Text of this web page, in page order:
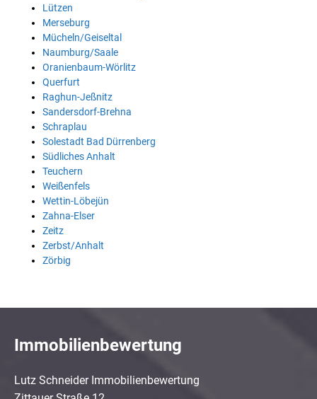
Lützen
Merseburg
Mücheln/Geiseltal
Naumburg/Saale
Oranienbaum-Wörlitz
Querfurt
Raghun-Jeßnitz
Sandersdorf-Brehna
Schraplau
Solestadt Bad Dürrenberg
Südliches Anhalt
Teuchern
Weißenfels
Wettin-Löbejün
Zahna-Elser
Zeitz
Zerbst/Anhalt
Zörbig
Immobilienbewertung
Lutz Schneider Immobilienbewertung